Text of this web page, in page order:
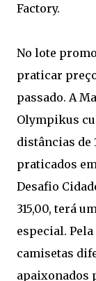
Factory.
No lote
praticar
passado. A
Olympikus
distâncias de
praticados
Desafio
315,00, terá
especial.
camisetas
apaixonados